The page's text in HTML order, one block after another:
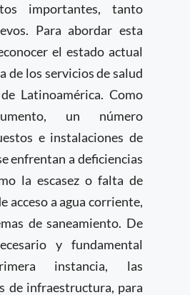
importantes, tanto
Para abordar esta
el estado actual
de los servicios de salud
Latinoamérica. Como
un número
e instalaciones de
enfrentan a deficiencias
la escasez o falta de
acceso a agua corriente,
de saneamiento. De
y fundamental
instancia, las
de infraestructura, para